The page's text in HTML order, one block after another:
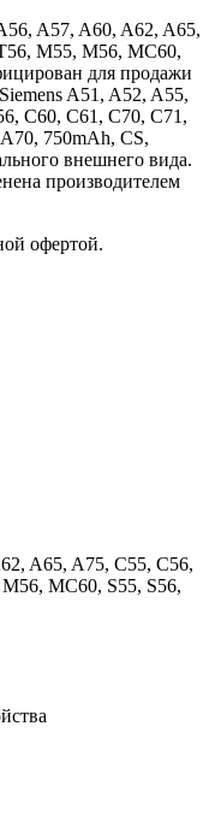
A57, A60, A62, A65,
M55, M56, MC60,
для продажи
A51, A52, A55,
C60, C61, C70, C71,
750mAh, CS,
внешнего вида.
производителем
офертой.
A65, A75, C55, C56,
MC60, S55, S56,